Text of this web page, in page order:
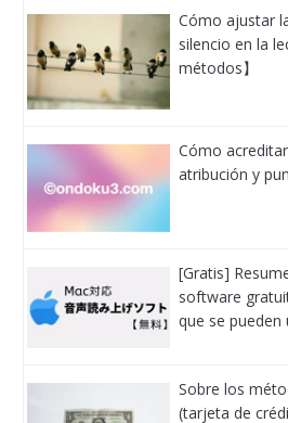
Cómo ajustar
silencio en la
métodos】
Cómo
atribución y
[Gratis]
software
que se pueden
Sobre los
(tarjeta de